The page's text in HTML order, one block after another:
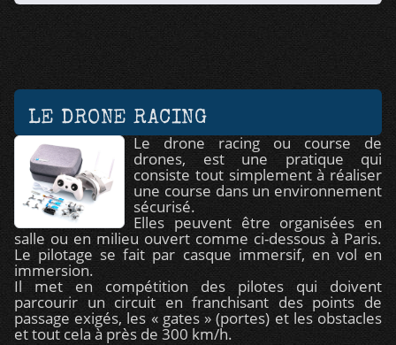
LE DRONE RACING
Le drone racing ou course de
drones, est une pratique qui
consiste tout simplement à réaliser
une course dans un environnement
sécurisé.
Elles peuvent être organisées en
salle ou en milieu ouvert comme ci-dessous à Paris.
Le pilotage se fait par casque immersif, en vol en
immersion.
Il met en compétition des pilotes qui doivent
parcourir un circuit en franchisant des points de
passage exigés, les « gates » (portes) et les obstacles
et tout cela à près de 300 km/h.